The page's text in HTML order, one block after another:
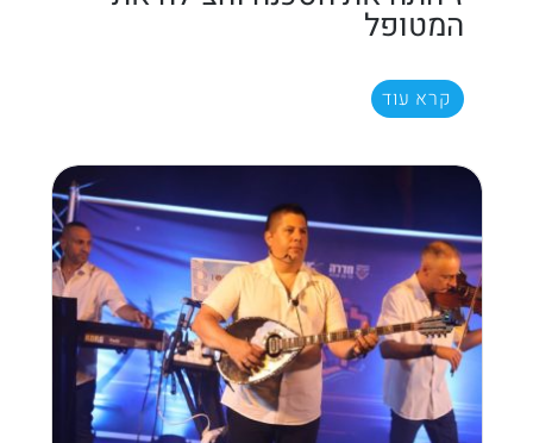
המטופל
קרא עוד